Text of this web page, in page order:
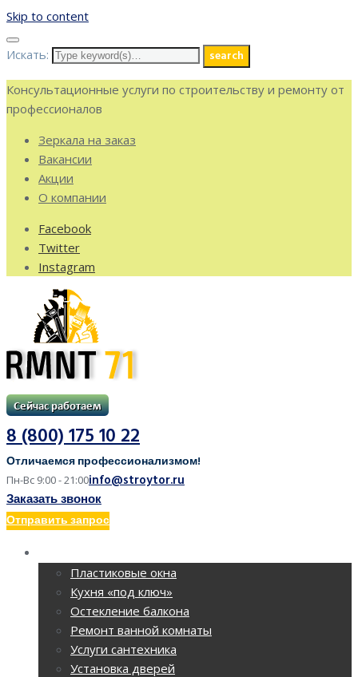
Skip to content
Искать: search
Консультационные услуги по строительству и ремонту от
профессионалов
Зеркала на заказ
Вакансии
Акции
О компании
Facebook
Twitter
Instagram
8 (800) 175 10 22
Отличаемся профессионализмом!
Пн-Вс 9:00 - 21:00info@stroytor.ru
Заказать звонок
Отправить запрос
Пластиковые окна
Кухня «под ключ»
Остекление балкона
Ремонт ванной комнаты
Услуги сантехника
Установка дверей